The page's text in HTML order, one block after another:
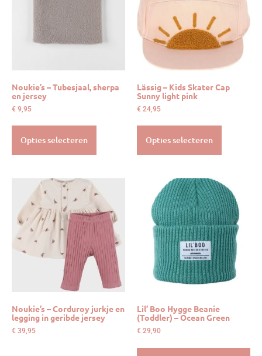
Noukie’s – Tubesjaal, sherpa
en jersey
€ 9,95
Opties selecteren
Lässig – Kids Skater Cap
Sunny light pink
€ 24,95
Opties selecteren
Noukie’s – Corduroy jurkje en
legging in geribde jersey
€ 39,95
Lil’ Boo Hygge Beanie
(Toddler) – Ocean Green
€ 29,90